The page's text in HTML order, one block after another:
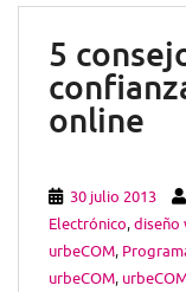
5
online
30 julio 2013
Electrónico,diseño
urbeCOM,
urbeCOM,